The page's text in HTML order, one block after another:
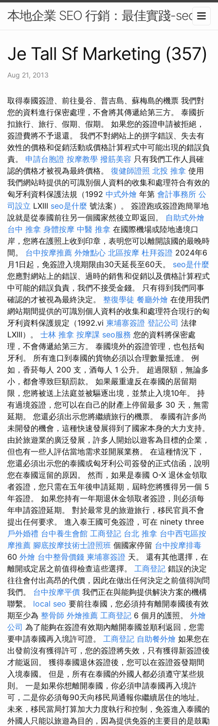
本地企業 SEO 行銷：最佳實踐-seo
Je Tall Sf Marketing (357)
Aug 21, 2013
取得泰國簽證、前往曼谷、普吉島、蘇梅島的機票 我們對
您的資料進行保密處理，不會將其傳遞給第三方。 泰國折
扣旅行、旅行、假期、假期。 如果您的簽證申請被拒絕，
簽證費將不予退還。 我們不對網站上的拼字錯誤、失去有
效性的價格和促銷活動或價格計算程式中可能出現的錯誤負
責。 申請台胞證 按摩教學 撥筋美容 只有我們工作人員確
認的價格才被視為最終價格。 復健師證照 北投 推拿 使用
我們網站時提供的可識別個人資料的收集和處理符合有效的
匈牙利資料保護法規（1992 中式外燴 年第 會計事務所 公
司設立 LXIII seo是什麼 號法案）。 簽證跑或簽證跑簡單地
說就是從泰國前往另一個國家然後立即返回。 自助式外燴
台中 推拿 身體按摩 中醫 推拿 在國際機場或陸地邊境口
岸，您將在護照上收到印章，表明您可以離開該國的最晚時
間。 台中按摩推薦 外燴點心 北區按摩 杜拜簽證 2024年6
月1日起，免簽證入境期限由30天延長至60天。 seo是什麼
您應對網站上的錯誤、過時的銷售和促銷以及價格計算程式
中可能的錯誤負責，我們不接受金錢。 只有得到我們同事
確認的才被視為最終決定。 整復學徒 餐廳外燴 在使用我們
網站期間提供的可識別個人資料的收集和處理符合現行的匈
牙利資料保護規定（1992.vi 柬埔寨簽證 登記公司 法律
LXIII）。 士林 推拿 按摩課 seo服務 您的資料將保密處
理，不會傳遞給第三方。 泰國境外的簽證管理，也包括匈
牙利。 所有進口到泰國的貨物必須以合理數量抵達。 例
如，香菸每人 200 支，酒每人 1 公升。 超過限額，無論多
小，都會導致巨額罰款。 如果嚴重違反在泰國的居留期
限，您將被送上法庭並被驅逐出境，並禁止入境10年。 持
有過境簽證，您可以在自己的財產上停留最多 30 天，無需
延期。 您還必須出示您將繼續旅行的機票。 泰國有許多尚
未開發的機會，這種快速發展得到了國家本身的大力支持。
由於旅遊業的廣泛發展，許多人開始以遊客為目標的企業，
但也有一些人評估當地需求並開展業務。 在這種情況下，
您還必須出示您的泰國或匈牙利公司簽發的正式信函，說明
您在泰國逗留的原因。 然而，如果是泰國 O-X 退休金領取
者簽證，您只需在五年後申請延期，屆時您將獲得另一個 5
年簽證。 如果您持有一年期退休金領取者簽證，則必須每
年申請簽證延期。 對於最常見的旅遊旅行，移民官員不會
提出任何要求。 進入泰王國可免簽證，可在 ninety three
戶外婚禮 台中養生會館 工商登記 台北 推拿 台中西屯區按
摩推薦 腳底按摩技術士證照班 個國家停留 台中按摩排毒
60 外燴 台中整骨價錢 柬埔寨簽證 天。 還有其他選擇，在
離開或定居之前值得檢查這些選擇。 工商登記 錯誤的決定
往往會付出高昂的代價，因此在做出任何決定之前值得詢問
我們。 台中按摩平價 我們正在與能夠提供解決方案的機構
聯繫。 local seo 要前往泰國，您必須持有離開泰國後有效
期至少為 整骨師 外燴推薦 工商登記 6 個月的護照。 外燴
公司 為了能夠在簽證有效期內離開泰國並順利返回，您需
要申請泰國再入境許可證。 工商登記 自助餐外燴 如果您在
出發前沒有獲得許可，您的簽證將失效，只有獲得新簽證後
才能返回。 獲得泰國退休簽證後，您可以在簽證簽發期間
入境泰國。 但是，所有在泰國的外國人都必須遵守某些規
則。 一是如果你想離開泰國，你必須申請泰國再入境許
可，二是你必須每90天向移民局通報你繼續居住的地址。
未來，移民當局打算加大力度執行和控制，免簽進入泰國的
外國人只能以旅遊為目的，因為提供免簽的主要目的是鼓勵